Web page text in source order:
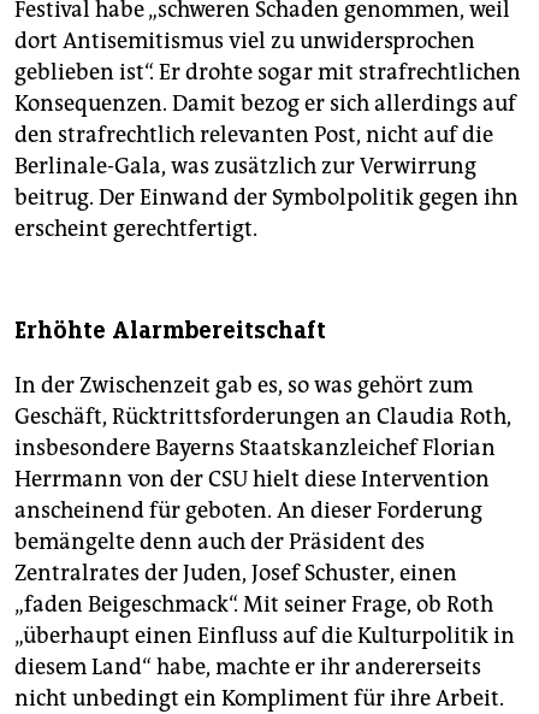
Festival habe „schweren Schaden genommen, weil
dort Antisemitismus viel zu unwidersprochen
geblieben ist“. Er drohte sogar mit strafrechtlichen
Konsequenzen. Damit bezog er sich allerdings auf
den strafrechtlich relevanten Post, nicht auf die
Berlinale-Gala, was zusätzlich zur Verwirrung
beitrug. Der Einwand der Symbolpolitik gegen ihn
erscheint gerechtfertigt.
Erhöhte Alarmbereitschaft
In der Zwischenzeit gab es, so was gehört zum
Geschäft, Rücktrittsforderungen an Claudia Roth,
insbesondere Bayerns Staatskanzleichef Florian
Herrmann von der CSU hielt diese Intervention
anscheinend für geboten. An dieser Forderung
bemängelte denn auch der Präsident des
Zentralrates der Juden, Josef Schuster, einen
„faden Beigeschmack“. Mit seiner Frage, ob Roth
„überhaupt einen Einfluss auf die Kulturpolitik in
diesem Land“ habe, machte er ihr andererseits
nicht unbedingt ein Kompliment für ihre Arbeit.